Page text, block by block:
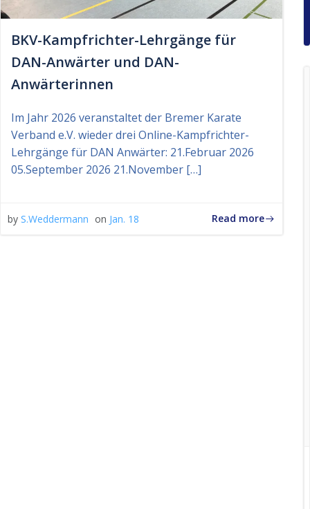
BKV-Kampfrichter-Lehrgänge für
DAN-Anwärter und DAN-
Anwärterinnen
Im Jahr 2026 veranstaltet der Bremer Karate
Verband e.V. wieder drei Online-Kampfrichter-
Lehrgänge für DAN Anwärter: 21.Februar 2026
05.September 2026 21.November […]
by S.Weddermann on Jan. 18 Read more